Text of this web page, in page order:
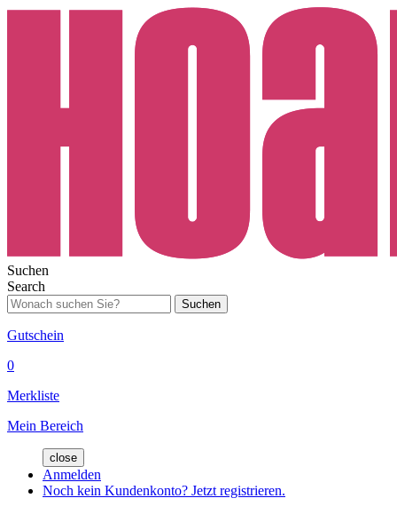
Suchen
Search
Suchen
Gutschein
0
Merkliste
Mein Bereich
close
Anmelden
Noch kein Kundenkonto? Jetzt registrieren.